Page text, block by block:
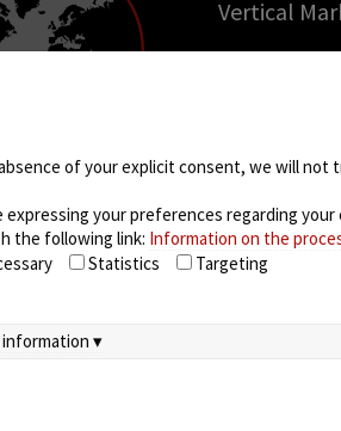
Vertical
COMPANY
Careers
of your explicit consent, we will
expressing your preferences regarding
the following link: Information on the
Statistics Targeting
information ▾